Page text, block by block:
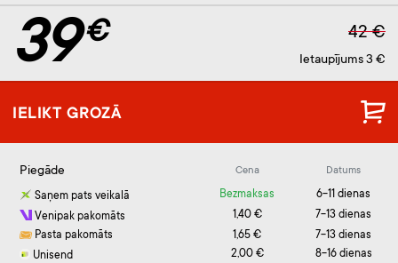
39€ 42 €
Ietaupījums 3 €
IELIKT GROZĀ
Piegāde Cena Datums
Saņem pats veikalā Bezmaksas
6-11 dienas
Venipak pakomāts
1,40 €
7-13 dienas
Pasta pakomāts
1,65 €
7-13 dienas
Unisend
2,00 €
8-16 dienas